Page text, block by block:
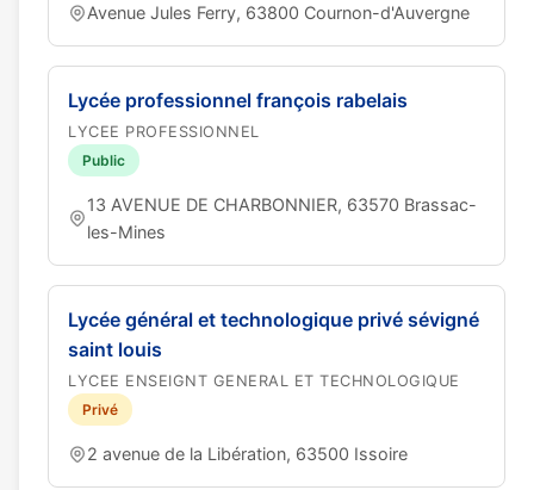
Avenue Jules Ferry, 63800 Cournon-d'Auvergne
Lycée professionnel françois rabelais
LYCEE PROFESSIONNEL
Public
13 AVENUE DE CHARBONNIER, 63570 Brassac-
les-Mines
Lycée général et technologique privé sévigné
saint louis
LYCEE ENSEIGNT GENERAL ET TECHNOLOGIQUE
Privé
2 avenue de la Libération, 63500 Issoire